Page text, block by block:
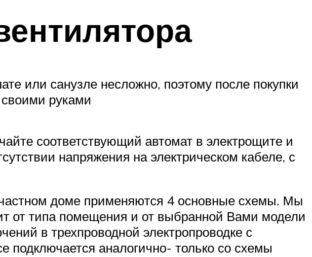
или санузле несложно, поэтому после покупки
руками
соответствующий автомат в электрощите и
напряжения на электрическом кабеле, с
доме применяются 4 основные схемы. Мы
от типа помещения и от выбранной Вами модели
в трехпроводной электропроводке с
подключается аналогично- только со схемы